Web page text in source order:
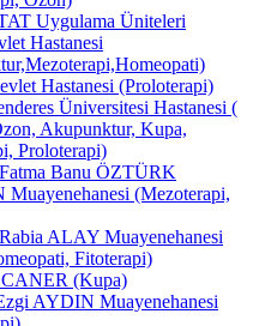
Uygulama Üniteleri
Hastanesi
Hastanesi (Proloterapi)
Üniversitesi Hastanesi (
Akupunktur, Kupa,
Proloterapi)
Banu ÖZTÜRK
(Mezoterapi,
ALAY Muayenehanesi
Fitoterapi)
(Kupa)
AYDIN Muayenehanesi